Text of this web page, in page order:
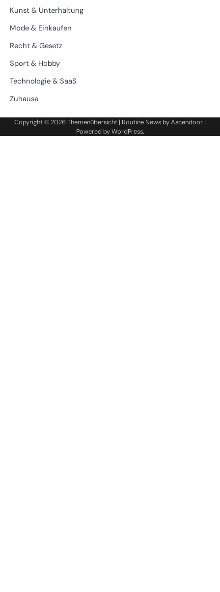
Kunst & Unterhaltung
Mode & Einkaufen
Recht & Gesetz
Sport & Hobby
Technologie & SaaS
Zuhause
Copyright © 2026Themenübersicht | Routine News byAscendoor |
Powered byWordPress.